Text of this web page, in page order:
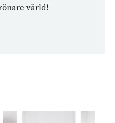
värld!